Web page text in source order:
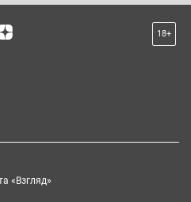
18+
«Взгляд»